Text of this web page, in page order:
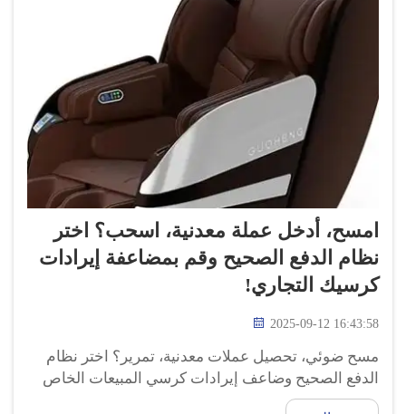
امسح، أدخل عملة معدنية، اسحب؟ اختر
نظام الدفع الصحيح وقم بمضاعفة إيرادات
كرسيك التجاري!
2025-09-12 16:43:58
مسح ضوئي، تحصيل عملات معدنية، تمرير؟ اختر نظام
الدفع الصحيح وضاعف إيرادات كرسي المبيعات الخاص
بك! لنبدأ أولاً بالمسح الضوئي. المسح الضوئي هو عندما